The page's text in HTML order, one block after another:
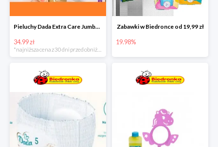
Pieluchy Dada Extra Care Jumbo Bag w super cenie
34.99 zł
*najniższa cena z 30 dni przed obniżką
Zabawki w Biedronce od 19,99 zł
19.98%